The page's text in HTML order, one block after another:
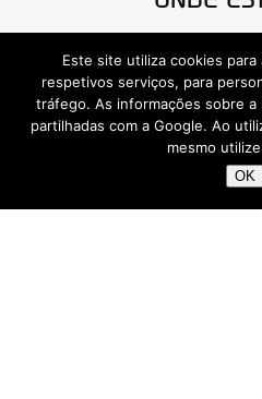
Este site utiliza cookies para
respetivos serviços, para
tráfego. As informações sobre
partilhadas com a Google. Ao
mesmo
OK